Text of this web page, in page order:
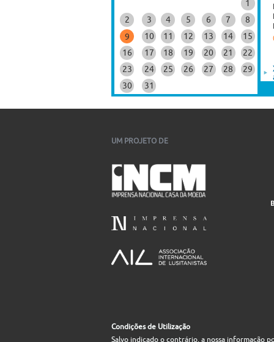
1
2
3 4 5 6 7
8
9
10 11 12 13 14
15
16
17 18 19 20 21
22
23
24 25 26 27 28
29
30
31
UM PROJETO DE
Condições de Utilização
Salvo indicado o contrário, a nossa informação